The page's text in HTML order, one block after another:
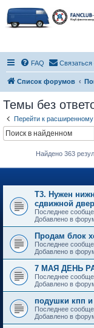
FAQ
Список форумов
Темы без
Перейти к расширенному
Найдено 363
Т3. Нужен
сдвижной
Последнее
Добавлено в
Продам блок
Последнее
Добавлено в
7 МАЯ ДЕНЬ
Последнее
Добавлено в
подушки кпп и
Последнее
Добавлено в